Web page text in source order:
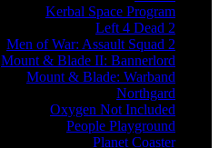
Kerbal Space Program
Left 4 Dead 2
Men of War: Assault Squad 2
Mount & Blade II: Bannerlord
Mount & Blade: Warband
Northgard
Oxygen Not Included
People Playground
Planet Coaster